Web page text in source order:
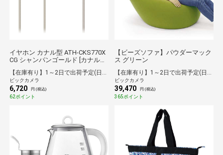
イヤホン カナル型 ATH-CKS770X
CG シャンパンゴールド [カナル型
[ATHCKS770XCG]
【在庫有り】1～2日で出荷予定(日付指定可)
ビックカメラ
6,720 円 (税込)
62ポイント
【ビーズソファ】パウダーマック
ス グリーン
【在庫有り】1～2日で出荷予定(日付指定可)
ビックカメラ
39,470 円 (税込)
365ポイント